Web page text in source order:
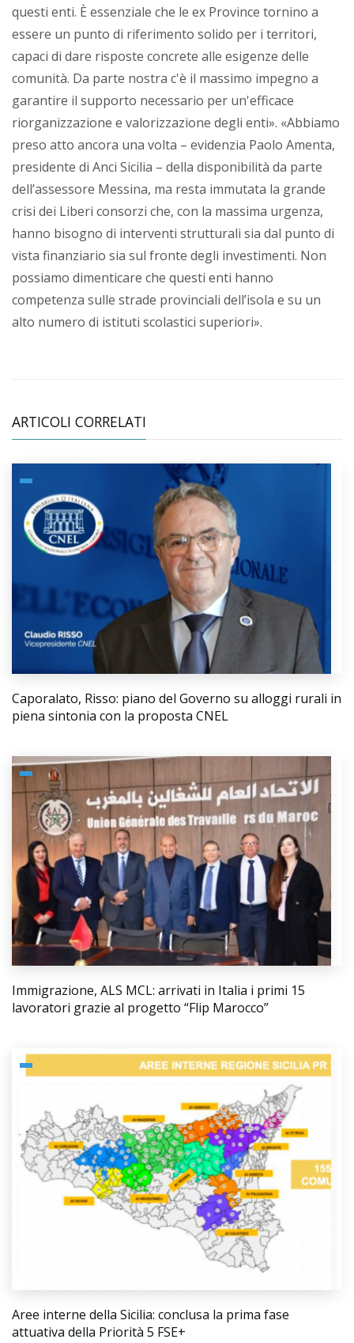
questi enti. È essenziale che le ex Province tornino a
essere un punto di riferimento solido per i territori,
capaci di dare risposte concrete alle esigenze delle
comunità. Da parte nostra c'è il massimo impegno a
garantire il supporto necessario per un'efficace
riorganizzazione e valorizzazione degli enti». «Abbiamo
preso atto ancora una volta – evidenzia Paolo Amenta,
presidente di Anci Sicilia – della disponibilità da parte
dell’assessore Messina, ma resta immutata la grande
crisi dei Liberi consorzi che, con la massima urgenza,
hanno bisogno di interventi strutturali sia dal punto di
vista finanziario sia sul fronte degli investimenti. Non
possiamo dimenticare che questi enti hanno
competenza sulle strade provinciali dell’isola e su un
alto numero di istituti scolastici superiori».
ARTICOLI CORRELATI
Caporalato, Risso: piano del Governo su alloggi rurali in
piena sintonia con la proposta CNEL
Immigrazione, ALS MCL: arrivati in Italia i primi 15
lavoratori grazie al progetto “Flip Marocco”
Aree interne della Sicilia: conclusa la prima fase
attuativa della Priorità 5 FSE+